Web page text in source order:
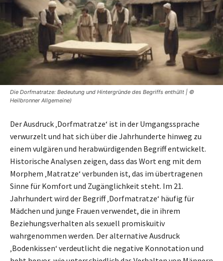
Die Dorfmatratze: Bedeutung und Hintergründe des Begriffs enthüllt | ©
Heilbronner Allgemeine)
Der Ausdruck ‚Dorfmatratze‘ ist in der Umgangssprache
verwurzelt und hat sich über die Jahrhunderte hinweg zu
einem vulgären und herabwürdigenden Begriff entwickelt.
Historische Analysen zeigen, dass das Wort eng mit dem
Morphem ‚Matratze‘ verbunden ist, das im übertragenen
Sinne für Komfort und Zugänglichkeit steht. Im 21.
Jahrhundert wird der Begriff ‚Dorfmatratze‘ häufig für
Mädchen und junge Frauen verwendet, die in ihrem
Beziehungsverhalten als sexuell promiskuitiv
wahrgenommen werden. Der alternative Ausdruck
‚Bodenkissen‘ verdeutlicht die negative Konnotation und